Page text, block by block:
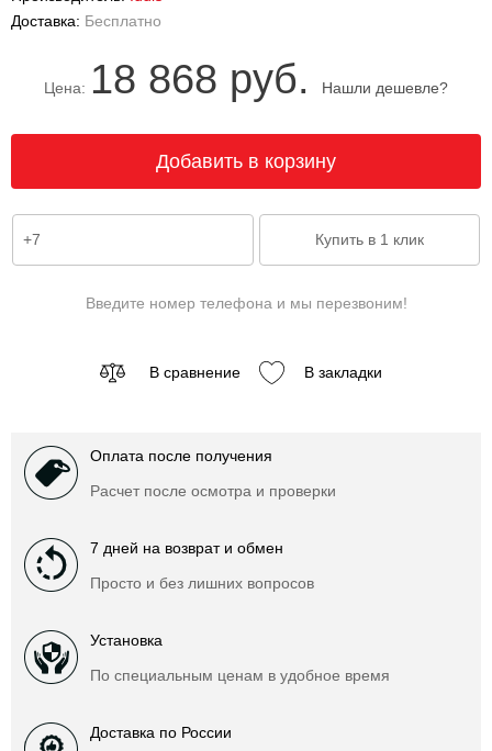
Доставка: Бесплатно
Цена: 18 868 руб. Нашли дешевле?
Введите номер телефона и мы перезвоним!
В сравнение В закладки
Оплата после получения
Расчет после осмотра и проверки
7 дней на возврат и обмен
Просто и без лишних вопросов
Установка
По специальным ценам в удобное время
Доставка по России